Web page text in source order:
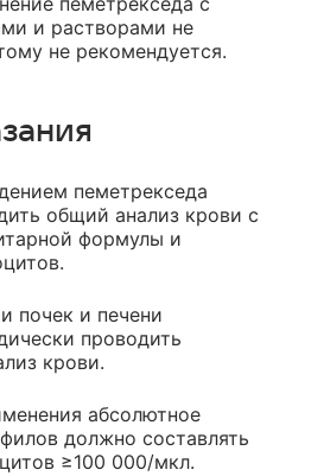
и растворами не
не рекомендуется.
пеметрекседа
общий анализ крови с
формулы и
почек и печени
проводить
крови.
абсолютное
должно составлять
≥100 000/мкл.